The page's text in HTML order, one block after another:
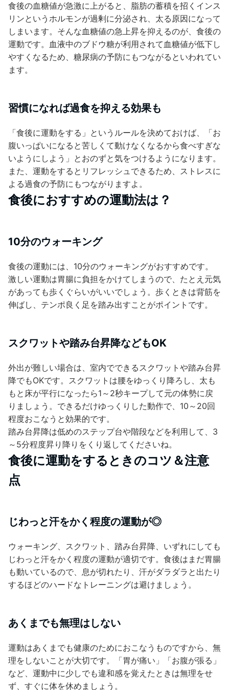
食後の血糖値が急激に上がると、脂肪の蓄積を招くインス
リンというホルモンが過剰に分泌され、太る原因になって
しまいます。そんな血糖値の急上昇を抑えるのが、食後の
運動です。血液中のブドウ糖が利用されて血糖値が低下し
やすくなるため、糖尿病の予防にもつながるといわれてい
ます。
習慣になれば過食を抑える効果も
「食後に運動をする」というルールを決めておけば、「お
腹いっぱいになると苦しくて動けなくなるから食べすぎな
いようにしよう」とおのずと気をつけるようになります。
また、運動をするとリフレッシュできるため、ストレスに
よる過食の予防にもつながりますよ。
食後におすすめの運動法は？
10分のウォーキング
食後の運動には、10分のウォーキングがおすすめです。
激しい運動は胃腸に負担をかけてしまうので、たとえ元気
があっても歩くぐらいがいいでしょう。歩くときは背筋を
伸ばし、テンポ良く足を踏み出すことがポイントです。
スクワットや踏み台昇降などもOK
外出が難しい場合は、室内でできるスクワットや踏み台昇
降でもOKです。スクワットは腰をゆっくり降ろし、太も
もと床が平行になったら1～2秒キープして元の体勢に戻
りましょう。できるだけゆっくりした動作で、10～20回
程度おこなうと効果的です。
踏み台昇降は低めのステップ台や階段などを利用して、3
～5分程度昇り降りをくり返してくださいね。
食後に運動をするときのコツ＆注意
点
じわっと汗をかく程度の運動が◎
ウォーキング、スクワット、踏み台昇降、いずれにしても
じわっと汗をかく程度の運動が適切です。食後はまだ胃腸
も動いているので、息が切れたり、汗がダラダラと出たり
するほどのハードなトレーニングは避けましょう。
あくまでも無理はしない
運動はあくまでも健康のためにおこなうものですから、無
理をしないことが大切です。「胃が痛い」「お腹が張る」
など、運動中に少しでも違和感を覚えたときは無理をせ
ず、すぐに体を休めましょう。